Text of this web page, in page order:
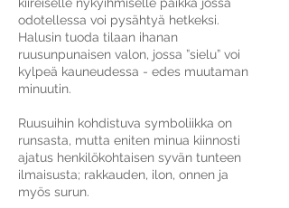
odotellessa voi pysähtyä hetkeksi.
Halusin tuoda tilaan ihanan
ruusunpunaisen valon, jossa ”sielu” voi
kylpeä kauneudessa - edes muutaman
minuutin.
Ruusuihin kohdistuva symboliikka on
runsasta, mutta eniten minua kiinnosti
ajatus henkilökohtaisen syvän tunteen
ilmaisusta; rakkauden, ilon, onnen ja
myös surun.